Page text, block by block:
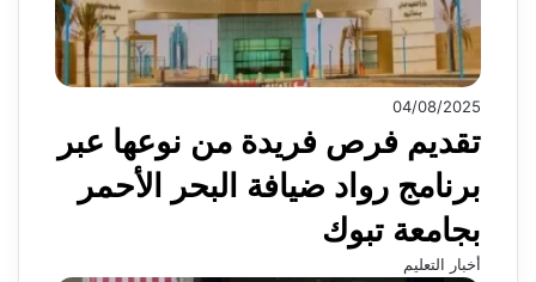
04/08/2025
تقديم فرص فريدة من نوعها عبر
برنامج رواد ضيافة البحر الأحمر
بجامعة تبوك
أخبار التعليم